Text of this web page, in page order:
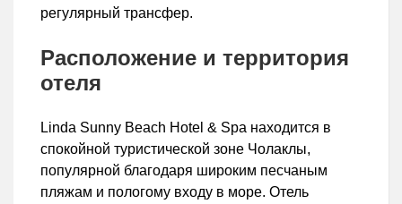
регулярный трансфер.
Расположение и территория
отеля
Linda Sunny Beach Hotel & Spa находится в
спокойной туристической зоне Чолаклы,
популярной благодаря широким песчаным
пляжам и пологому входу в море. Отель